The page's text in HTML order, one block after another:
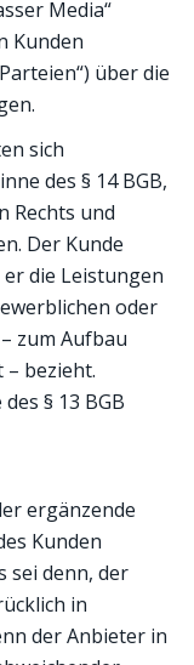
Media“
Kunden
über die
sich
des § 14 BGB,
Rechts und
Der Kunde
die Leistungen
oder
zum Aufbau
bezieht.
§ 13 BGB
ergänzende
Kunden
sei denn, der
in
der Anbieter in